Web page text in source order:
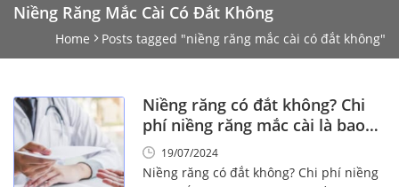
Niềng Răng Mắc Cài Có Đắt Không
Home Posts tagged "niềng răng mắc cài có đắt không"
Niềng răng có đắt không? Chi
phí niềng răng mắc cài là bao
nhiêu?
19/07/2024
Niềng răng có đắt không? Chi phí niềng